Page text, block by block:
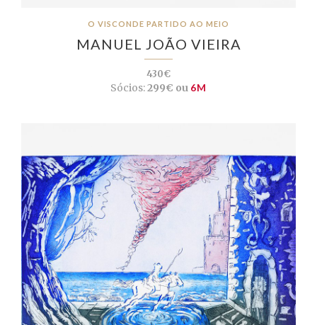
O VISCONDE PARTIDO AO MEIO
MANUEL JOÃO VIEIRA
430€
Sócios:299€ ou 6M